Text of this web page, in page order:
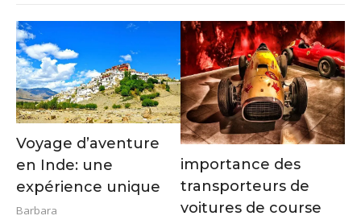
Voyage d’aventure
en Inde: une
expérience unique
Barbara
importance des
transporteurs de
voitures de course